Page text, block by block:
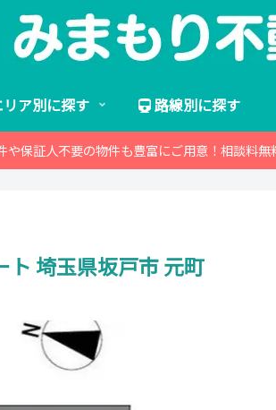
リア別に探す 路線別に探す
や保証人不要の物件も豊富にご用意！相談料無
ト 埼玉県坂戸市 元町